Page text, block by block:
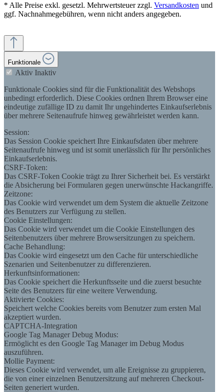
* Alle Preise exkl. gesetzl. Mehrwertsteuer zzgl. Versandkosten und
ggf. Nachnahmegebühren, wenn nicht anders angegeben.
Funktionale
Aktiv Inaktiv
Funktionale Cookies sind für die Funktionalität des Webshops
unbedingt erforderlich. Diese Cookies ordnen Ihrem Browser eine
eindeutige zufällige ID zu damit Ihr ungehindertes Einkaufserlebnis
über mehrere Seitenaufrufe hinweg gewährleistet werden kann.
Session:
Das Session Cookie speichert Ihre Einkaufsdaten über mehrere
Seitenaufrufe hinweg und ist somit unerlässlich für Ihr persönliches
Einkaufserlebnis.
CSRF-Token:
Das CSRF-Token Cookie trägt zu Ihrer Sicherheit bei. Es verstärkt
die Absicherung bei Formularen gegen unerwünschte Hackangriffe.
Zeitzone:
Das Cookie wird verwendet um dem System die aktuelle Zeitzone
des Benutzers zur Verfügung zu stellen.
Cookie Einstellungen:
Das Cookie wird verwendet um die Cookie Einstellungen des
Seitenbenutzers über mehrere Browsersitzungen zu speichern.
Cache Behandlung:
Das Cookie wird eingesetzt um den Cache für unterschiedliche
Szenarien und Seitenbenutzer zu differenzieren.
Herkunftsinformationen:
Das Cookie speichert die Herkunftsseite und die zuerst besuchte
Seite des Benutzers für eine weitere Verwendung.
Aktivierte Cookies:
Speichert welche Cookies bereits vom Benutzer zum ersten Mal
akzeptiert wurden.
CAPTCHA-Integration
Google Tag Manager Debug Modus:
Ermöglicht es den Google Tag Manager im Debug Modus
auszuführen.
Mollie Payment:
Dieses Cookie wird verwendet, um alle Ereignisse zu gruppieren,
die von einer einzelnen Benutzersitzung auf mehreren Checkout-
Seiten generiert wurden.